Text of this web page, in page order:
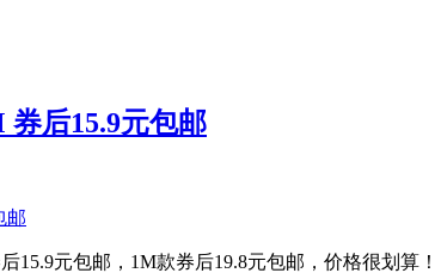
后15.9元包邮
15.9元包邮，1M款券后19.8元包邮，价格很划算！